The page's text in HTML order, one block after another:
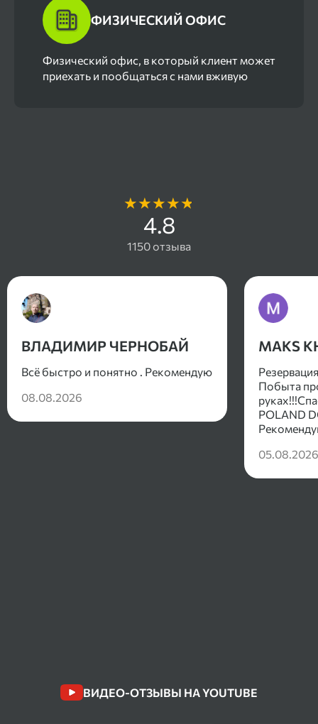
ФИЗИЧЕСКИЙ ОФИС
Физический офис, в который клиент может
приехать и пообщаться с нами вживую
Отзывы наших клиентов
4.8
1150 отзыва
ВЛАДИМИР ЧЕРНОБАЙ
Всё быстро и понятно . Рекомендую
08.08.2026
MAKS
Побыта
POLAND
05.08.2026
ВИДЕО-ОТЗЫВЫ НА YOUTUBE